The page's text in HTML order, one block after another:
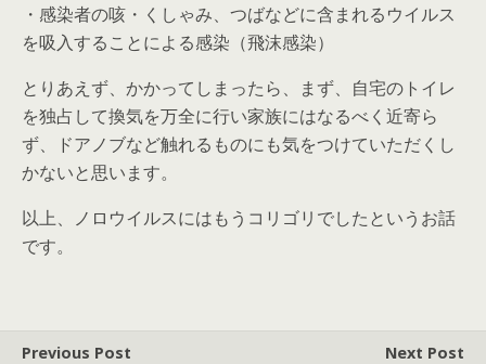
・感染者の咳・くしゃみ、つばなどに含まれるウイルス
を吸入することによる感染（飛沫感染）
とりあえず、かかってしまったら、まず、自宅のトイレ
を独占して換気を万全に行い家族にはなるべく近寄ら
ず、ドアノブなど触れるものにも気をつけていただくし
かないと思います。
以上、ノロウイルスにはもうコリゴリでしたというお話
です。
Previous Post
Next Post